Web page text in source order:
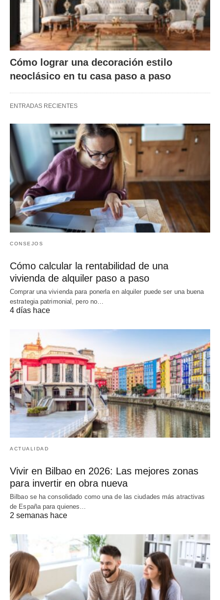
Cómo lograr una decoración estilo
neoclásico en tu casa paso a paso
ENTRADAS RECIENTES
CONSEJOS
Cómo calcular la rentabilidad de una
vivienda de alquiler paso a paso
Comprar una vivienda para ponerla en alquiler puede ser una buena
estrategia patrimonial, pero no…
4 días hace
ACTUALIDAD
Vivir en Bilbao en 2026: Las mejores zonas
para invertir en obra nueva
Bilbao se ha consolidado como una de las ciudades más atractivas
de España para quienes…
2 semanas hace